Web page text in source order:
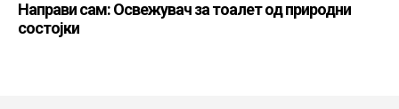
Направи сам: Освежувач за тоалет од природни
состојки